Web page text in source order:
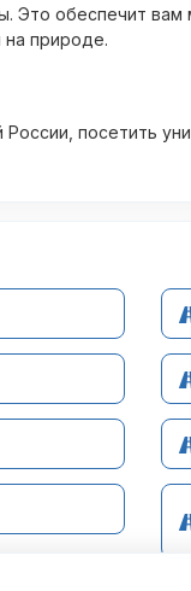
обеспечит вам
на природе.
посетить